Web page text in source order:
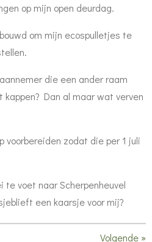
op mijn open deurdag.
om mijn ecospulletjes te
die een ander raam
Dan al maar wat verven
voorbereiden zodat die per 1 juli
te voet naar Scherpenheuvel
een kaarsje voor mij?
Volgende »